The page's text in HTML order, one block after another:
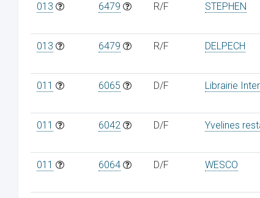
013 6479 R/F STEPHEN
013 6479 R/F DELPECH
011 6065 D/F Librairie
011 6042 D/F Yvelines
011 6064 D/F WESCO